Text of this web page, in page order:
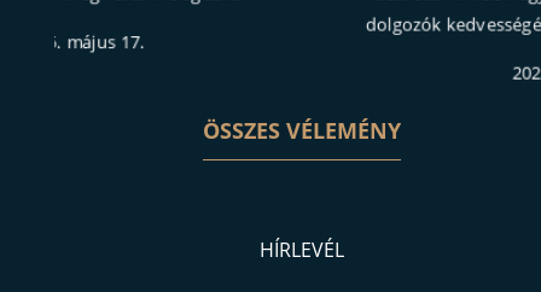
dolgozók kedvességével, udvariasságával maxim...
ÖSSZES VÉLEMÉNY
HÍRLEVÉL